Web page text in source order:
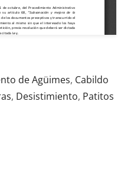
de Agüimes, Cabildo
, Desistimiento, Patitos